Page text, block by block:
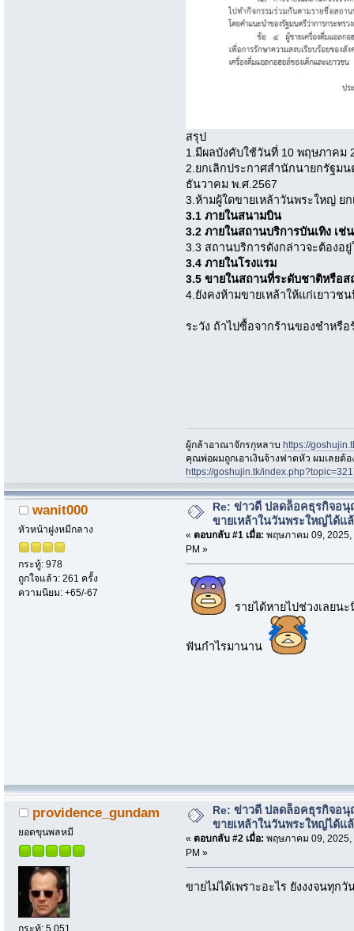
สรุป
1.มีผลบังคับใช้วันที่ 10 พฤษภาคม
2.ยกเลิกประกาศสำนักนายกรัฐม
ธันวาคม พ.ศ.2567
3.ห้ามผู้ใดขายเหล้าวันพระใหญ่ ยก
3.1 ภายในสนามบิน
3.2 ภายในสถานบริการบันเทิง เช่
3.3 สถานบริการดังกล่าวจะต้องอ
3.4 ภายในโรงแรม
3.5 ขายในสถานที่ระดับชาติหรือ
4.ยังคงห้ามขายเหล้าให้แก่เยาวช
ระวัง ถ้าไปซื้อจากร้านของชำหรื
ผู้กล้าอาณาจักรกุหลาบ https://
คุณพ่อผมถูกเอาเงินจ้างฟาดหัว ผมเลยต้
https://goshujin.tk/
wanit000
หัวหน้าฝูงหมีกลาง
กระทู้: 978
ถูกใจแล้ว: 261 ครั้ง
ความนิยม: +65/-67
Re: ข่าวดี ปลดล็อคธุรกิจอนุ
ขายเหล้าในวันพระใหญ่ได้แ
« ตอบกลับ #1 เมื่อ: พฤษภาคม 09, 2025,
PM »
รายได้หายไปช่วงเลยน
ฟันกำไรมานาน
providence_gundam
ยอดขุนพลหมี
Re: ข่าวดี ปลดล็อคธุรกิจอนุ
ขายเหล้าในวันพระใหญ่ได้แ
« ตอบกลับ #2 เมื่อ: พฤษภาคม 09, 2025,
PM »
ขายไม่ได้เพราะอะไร ยังงงจนทุกวั